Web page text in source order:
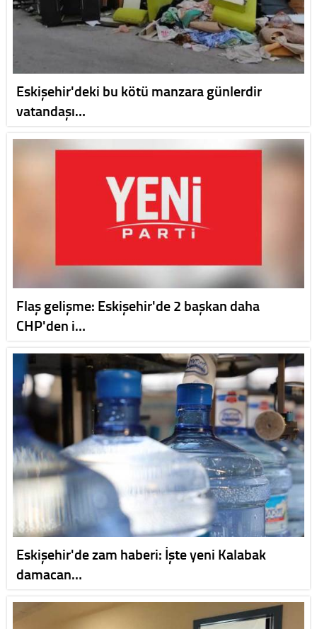
Eskişehir'deki bu kötü manzara günlerdir
vatandaşı…
Flaş gelişme: Eskişehir'de 2 başkan daha
CHP'den i…
Eskişehir'de zam haberi: İşte yeni Kalabak
damacan…